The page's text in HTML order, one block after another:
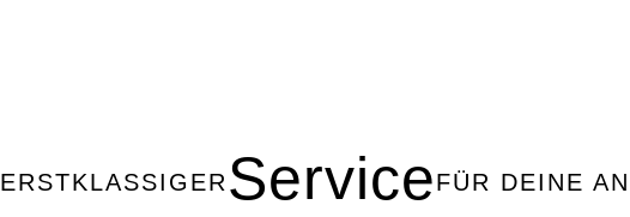
ERSTKLASSIGER ServiceFÜR DEINE